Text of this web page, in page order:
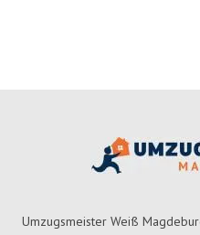
Umzugsmeister Weiß